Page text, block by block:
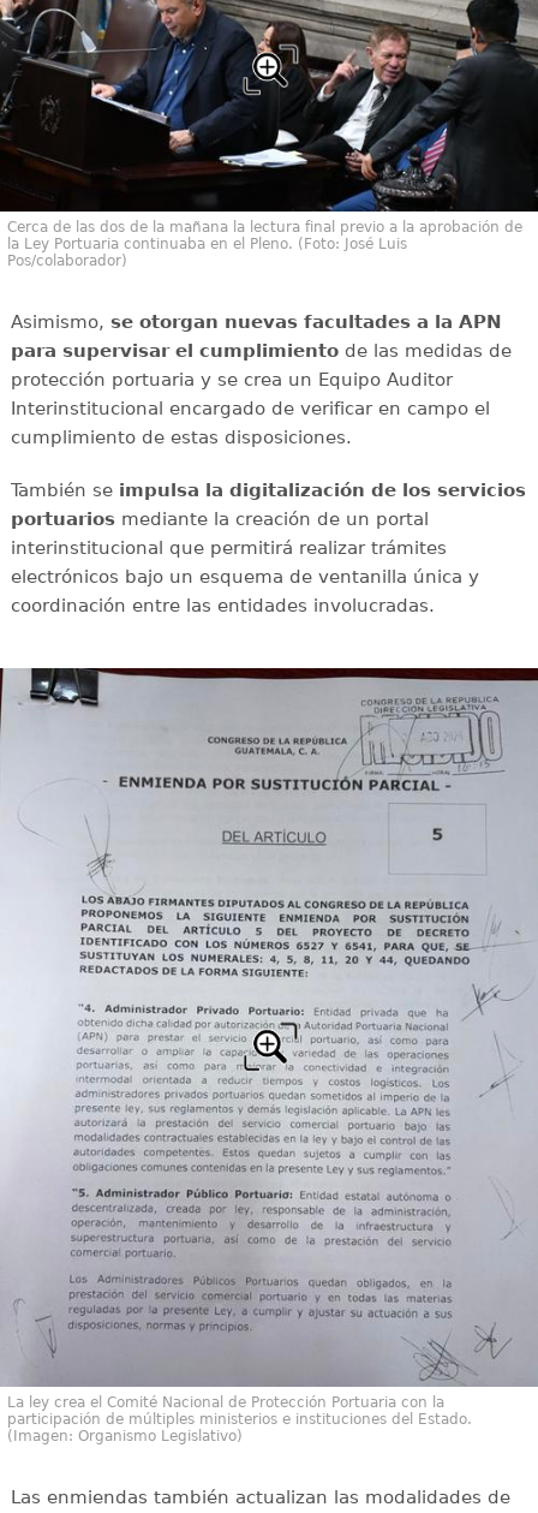
Cerca de las dos de la mañana la lectura final previo a la aprobación de
la Ley Portuaria continuaba en el Pleno. (Foto: José Luis
Pos/colaborador)
Asimismo, se otorgan nuevas facultades a la APN
para supervisar el cumplimientode las medidas de
protección portuaria y se crea un Equipo Auditor
Interinstitucional encargado de verificar en campo el
cumplimiento de estas disposiciones.
También se impulsa la digitalización de los servicios
portuariosmediante la creación de un portal
interinstitucional que permitirá realizar trámites
electrónicos bajo un esquema de ventanilla única y
coordinación entre las entidades involucradas.
La ley crea el Comité Nacional de Protección Portuaria con la
participación de múltiples ministerios e instituciones del Estado.
(Imagen: Organismo Legislativo)
Las enmiendas también actualizan las modalidades de